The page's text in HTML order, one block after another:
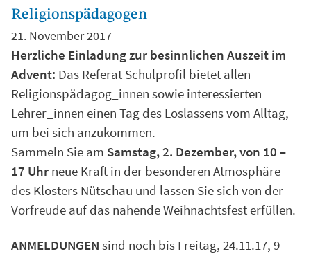
Religionspädagogen
21. November 2017
Herzliche Einladung zur besinnlichen Auszeit im
Advent: Das Referat Schulprofil bietet allen
Religionspädagog_innen sowie interessierten
Lehrer_innen einen Tag des Loslassens vom Alltag,
um bei sich anzukommen.
Sammeln Sie am Samstag, 2. Dezember, von 10 –
17 Uhr neue Kraft in der besonderen Atmosphäre
des Klosters Nütschau und lassen Sie sich von der
Vorfreude auf das nahende Weihnachtsfest erfüllen.
ANMELDUNGEN sind noch bis Freitag, 24.11.17, 9